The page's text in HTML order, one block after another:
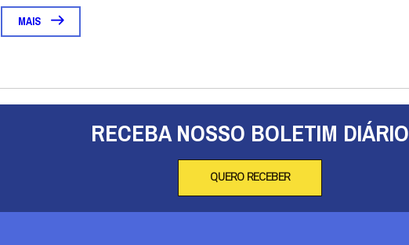
MAIS
RECEBA NOSSO BOLETIM DIÁRIO
QUERO RECEBER